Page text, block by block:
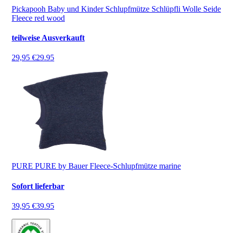
Pickapooh Baby und Kinder Schlupfmütze Schlüpfli Wolle Seide
Fleece red wood
teilweise Ausverkauft
29,95 €29.95
PURE PURE by Bauer Fleece-Schlupfmütze marine
Sofort lieferbar
39,95 €39.95